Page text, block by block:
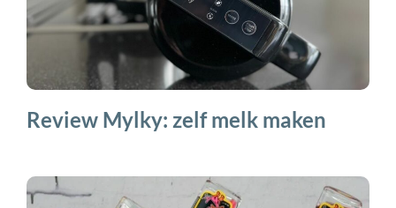
Review Mylky: zelf melk maken